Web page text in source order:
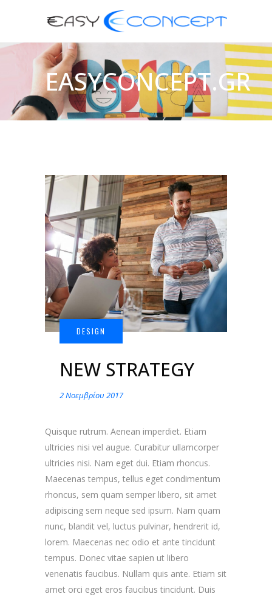
EASYCONCEPT.GR
NEW STRATEGY
2 Νοεμβρίου 2017
Quisque rutrum. Aenean imperdiet. Etiam
ultricies nisi vel augue. Curabitur ullamcorper
ultricies nisi. Nam eget dui. Etiam rhoncus.
Maecenas tempus, tellus eget condimentum
rhoncus, sem quam semper libero, sit amet
adipiscing sem neque sed ipsum. Nam quam
nunc, blandit vel, luctus pulvinar, hendrerit id,
lorem. Maecenas nec odio et ante tincidunt
tempus. Donec vitae sapien ut libero
venenatis faucibus. Nullam quis ante. Etiam sit
amet orci eget eros faucibus tincidunt. Duis